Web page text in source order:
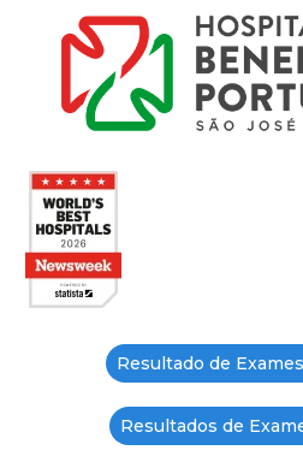
Resultado de
Resultados de